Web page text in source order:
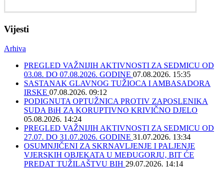
Vijesti
Arhiva
PREGLED VAŽNIJIH AKTIVNOSTI ZA SEDMICU OD
03.08. DO 07.08.2026. GODINE 07.08.2026. 15:35
SASTANAK GLAVNOG TUŽIOCA I AMBASADORA
IRSKE 07.08.2026. 09:12
PODIGNUTA OPTUŽNICA PROTIV ZAPOSLENIKA
SUDA BiH ZA KORUPTIVNO KRIVIČNO DJELO
05.08.2026. 14:24
PREGLED VAŽNIJIH AKTIVNOSTI ZA SEDMICU OD
27.07. DO 31.07.2026. GODINE 31.07.2026. 13:34
OSUMNJIČENI ZA SKRNAVLJENJE I PALJENJE
VJERSKIH OBJEKATA U MEĐUGORJU, BIT ĆE
PREDAT TUŽILAŠTVU BIH 29.07.2026. 14:14